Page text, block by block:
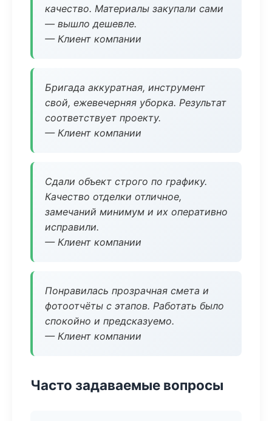
качество. Материалы закупали сами
— вышло дешевле.
— Клиент компании
Бригада аккуратная, инструмент
свой, ежевечерняя уборка. Результат
соответствует проекту.
— Клиент компании
Сдали объект строго по графику.
Качество отделки отличное,
замечаний минимум и их оперативно
исправили.
— Клиент компании
Понравилась прозрачная смета и
фотоотчёты с этапов. Работать было
спокойно и предсказуемо.
— Клиент компании
Часто задаваемые вопросы